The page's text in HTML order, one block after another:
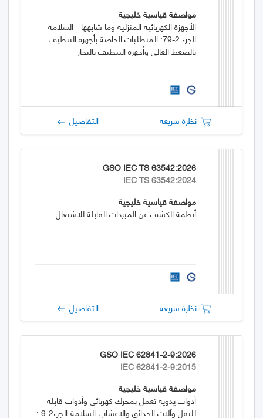
مواصفة قياسية خليجية
الأجهزة الكهربائية المنزلية وما شابهها - السلامة -
الجزء 2-79: المتطلبات الخاصة بأجهزة التنظيف
بالضغط العالي وأجهزة التنظيف بالبخار
نظرة سريعة التفاصيل
GSO IEC TS 63542:2026
IEC TS 63542:2024
مواصفة قياسية خليجية
أنظمة الكشف عن المبردات القابلة للاشتعال
نظرة سريعة التفاصيل
GSO IEC 62841-2-9:2026
IEC 62841-2-9:2015
مواصفة قياسية خليجية
أدوات يدوية تعمل بمحرك كهربائي وأدوات قابلة
للنقل وآلات الحدائق والاعشاب-السلامة-الجزء2-9 :